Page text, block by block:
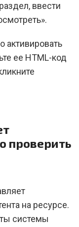
ввести
активировать
ее HTML-код
проверить
на ресурсе.
системы